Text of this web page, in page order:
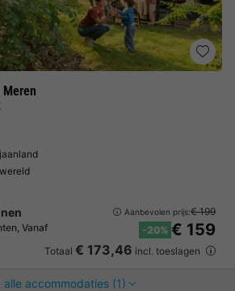
Vanaf
Aanbevolen prijs:€ 199
-20% € 159
Totaal € 173,46 incl. toeslagen
alle accommodaties (1)